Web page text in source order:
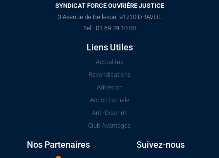
SYNDICAT FORCE OUVRIÈRE JUSTICE
3 Avenue de Bellevue, 91210 DRAVEIL
Tel : 01.69.39.10.00
Liens Utiles
Actualités
Revendications
Adhésion
Action Sociale
Anti-Discrim'
Club Avantages
Nos Partenaires Suivez-nous